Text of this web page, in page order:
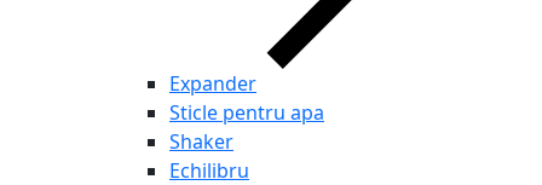
Expander
Sticle pentru apa
Shaker
Echilibru